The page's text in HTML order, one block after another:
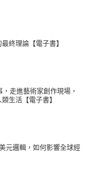
終理論【電子書】
走進藝術家創作現場，
生活【電子書】
元邏輯，如何影響全球經